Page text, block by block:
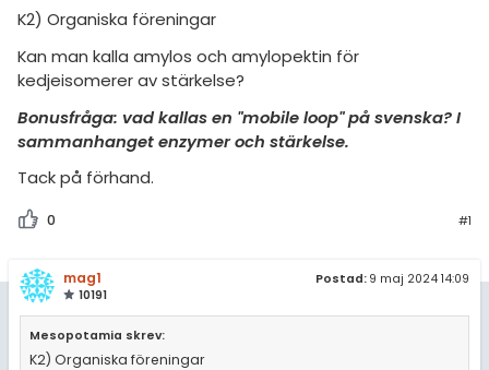
K2) Organiska föreningar
Kan man kalla amylos och amylopektin för
kedjeisomerer av stärkelse?
Bonusfråga: vad kallas en "mobile loop"på svenska? I
sammanhanget enzymer och stärkelse.
Tack på förhand.
0 #1
mag1
10191
Postad: 9 maj 2024 14:09
Mesopotamia skrev:
K2) Organiska föreningar
Allmänna diskussioner
Livehjälpen
För lärare
6 inloggade
språk
ämnen
diskussioner